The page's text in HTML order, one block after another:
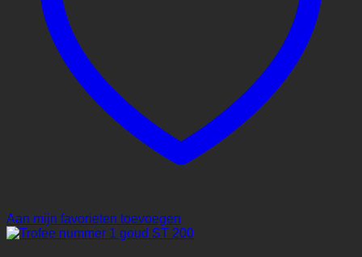
Aan mijn favorieten toevoegen